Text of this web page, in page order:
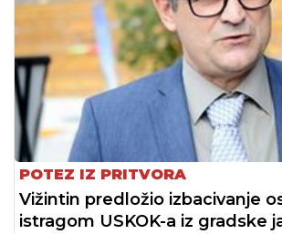
POTEZ IZ PRITVORA
Vižintin predložio izbacivanje
istragom USKOK-a iz gradske